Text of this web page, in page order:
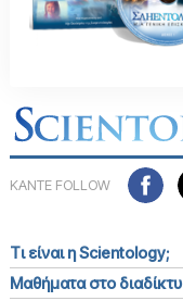
ΚΑΝΤΕ FOLLOW
Τι είναι η Scientology;
Μαθήματα στο